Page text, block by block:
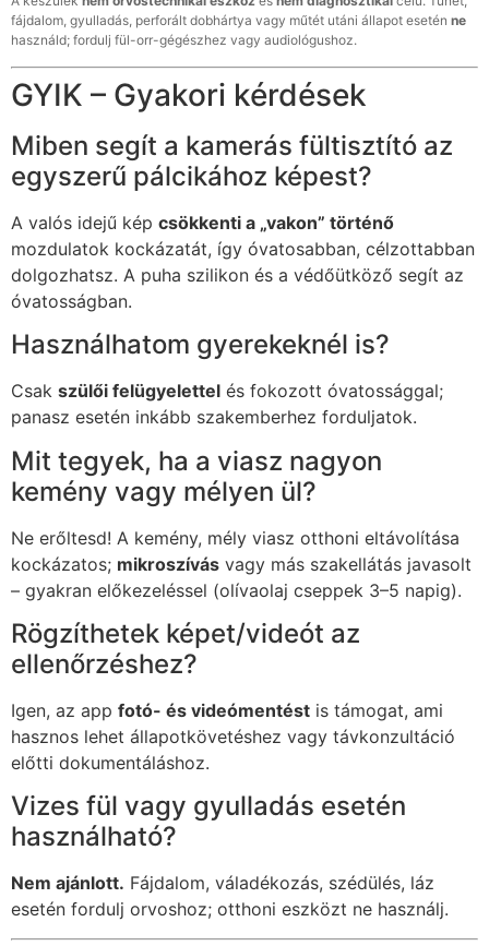
fájdalom, gyulladás, perforált dobhártya vagy műtét utáni állapot esetén ne
használd; fordulj fül-orr-gégészhez vagy audiológushoz.
GYIK – Gyakori kérdések
Miben segít a kamerás fültisztító az
egyszerű pálcikához képest?
A valós idejű kép csökkenti a „vakon” történő
mozdulatok kockázatát, így óvatosabban, célzottabban
dolgozhatsz. A puha szilikon és a védőütköző segít az
óvatosságban.
Használhatom gyerekeknél is?
Csak szülői felügyelettel és fokozott óvatossággal;
panasz esetén inkább szakemberhez forduljatok.
Mit tegyek, ha a viasz nagyon
kemény vagy mélyen ül?
Ne erőltesd! A kemény, mély viasz otthoni eltávolítása
kockázatos; mikroszívás vagy más szakellátás javasolt
– gyakran előkezeléssel (olívaolaj cseppek 3–5 napig).
Rögzíthetek képet/videót az
ellenőrzéshez?
Igen, az app fotó- és videómentést is támogat, ami
hasznos lehet állapotkövetéshez vagy távkonzultáció
előtti dokumentáláshoz.
Vizes fül vagy gyulladás esetén
használható?
Nem ajánlott. Fájdalom, váladékozás, szédülés, láz
esetén fordulj orvoshoz; otthoni eszközt ne használj.